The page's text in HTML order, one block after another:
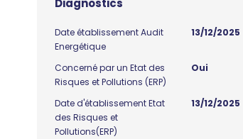
Diagnostics
Date établissement Audit
Energétique
13/12/2025
Concerné par un Etat des
Risques et Pollutions (ERP)
Oui
Date d'établissement Etat
des Risques et
Pollutions(ERP)
13/12/2025